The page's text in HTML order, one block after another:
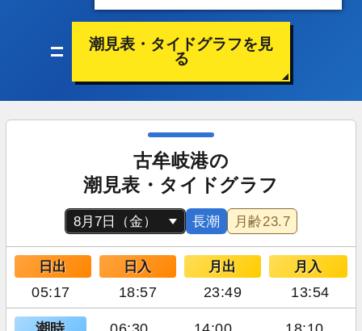
潮見表・タイドグラフを見
る
古牟岐港の
潮見表・タイドグラフ
長潮 月齢23.7
日出 日入 月出 月入
05:17 18:57 23:49 13:54